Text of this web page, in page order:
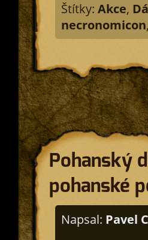
Štítky: Akce,
necronomicon,
Pohanský
pohanské
Napsal: Pavel